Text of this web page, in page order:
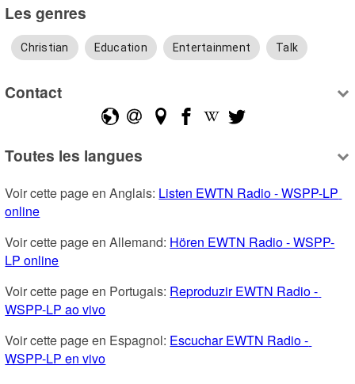
Les genres
Christian Education Entertainment Talk
Contact
Toutes les langues
Voir cette page en Anglais: Listen EWTN Radio - WSPP-LP
online
Voir cette page en Allemand: Hören EWTN Radio - WSPP-
LP online
Voir cette page en Portugais: Reproduzir EWTN Radio -
WSPP-LP ao vivo
Voir cette page en Espagnol: Escuchar EWTN Radio -
WSPP-LP en vivo